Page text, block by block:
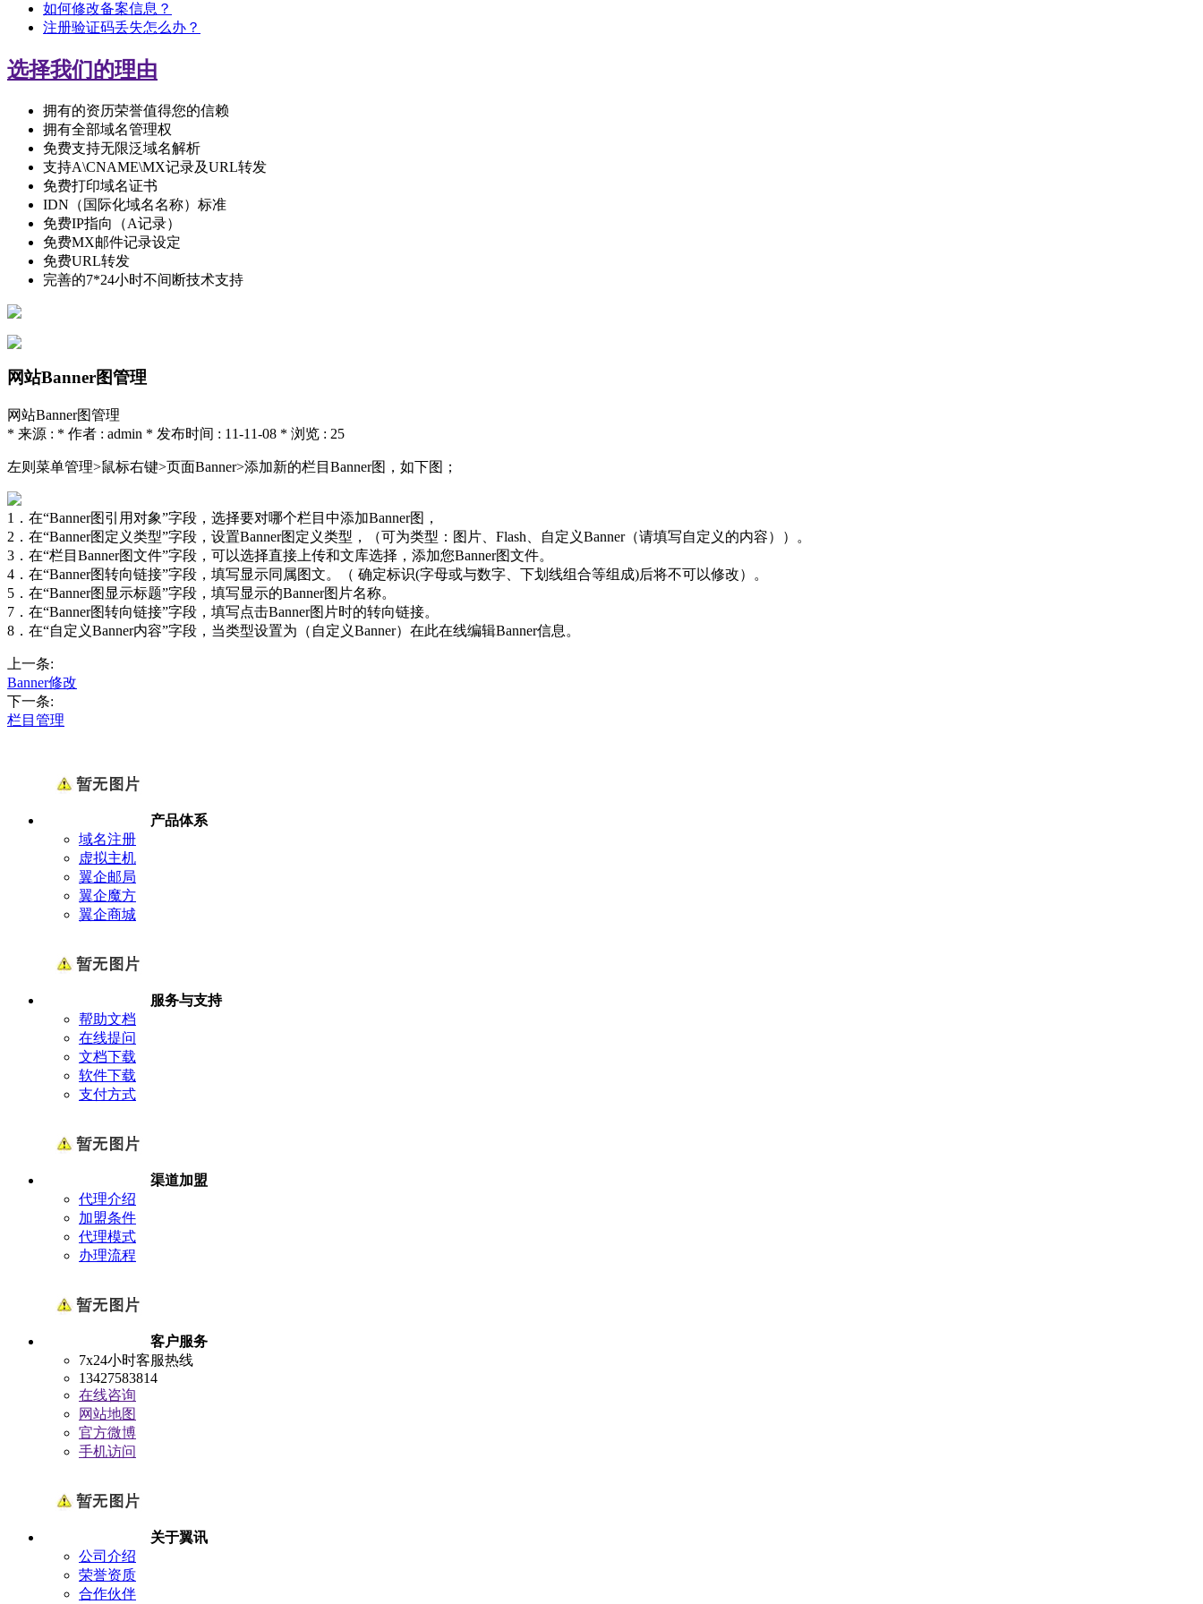
如何修改备案信息？
注册验证码丢失怎么办？
选择我们的理由
拥有的资历荣誉值得您的信赖
拥有全部域名管理权
免费支持无限泛域名解析
支持A\CNAME\MX记录及URL转发
免费打印域名证书
IDN（国际化域名名称）标准
免费IP指向（A记录）
免费MX邮件记录设定
免费URL转发
完善的7*24小时不间断技术支持
网站Banner图管理
网站Banner图管理
* 来源 : * 作者 : admin * 发布时间 : 11-11-08 * 浏览 : 25
左则菜单管理>鼠标右键>页面Banner>添加新的栏目Banner图，如下图；
1．在“Banner图引用对象”字段，选择要对哪个栏目中添加Banner图，
2．在“Banner图定义类型”字段，设置Banner图定义类型，（可为类型：图片、Flash、自定义Banner（请填写自定义的内容））。
3．在“栏目Banner图文件”字段，可以选择直接上传和文库选择，添加您Banner图文件。
4．在“Banner图转向链接”字段，填写显示同属图文。（ 确定标识(字母或与数字、下划线组合等组成)后将不可以修改）。
5．在“Banner图显示标题”字段，填写显示的Banner图片名称。
7．在“Banner图转向链接”字段，填写点击Banner图片时的转向链接。
8．在“自定义Banner内容”字段，当类型设置为（自定义Banner）在此在线编辑Banner信息。
上一条:
Banner修改
下一条:
栏目管理
产品体系
域名注册
虚拟主机
翼企邮局
翼企魔方
翼企商城
服务与支持
帮助文档
在线提问
文档下载
软件下载
支付方式
渠道加盟
代理介绍
加盟条件
代理模式
办理流程
客户服务
7x24小时客服热线
13427583814
在线咨询
网站地图
官方微博
手机访问
关于翼讯
公司介绍
荣誉资质
合作伙伴